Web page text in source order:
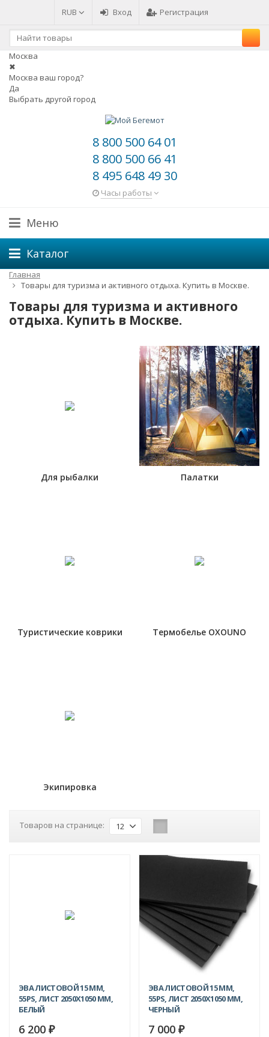
RUB Вход Регистрация
Москва
✖
Москва ваш город?
Да
Выбрать другой город
8 800 500 64 01
8 800 500 66 41
8 495 648 49 30
Часы работы
Меню
Каталог
Главная
Товары для туризма и активного отдыха. Купить в Москве.
Товары для туризма и активного
отдыха. Купить в Москве.
Для рыбалки Палатки
Туристические коврики Термобелье OXOUNO
Экипировка
Товаров на странице: 12
ЭВА ЛИСТОВОЙ 15 ММ,
55PS, ЛИСТ 2050Х1050 ММ,
БЕЛЫЙ
6 200 ₽
ЭВА ЛИСТОВОЙ 15 ММ,
55PS, ЛИСТ 2050Х1050 ММ,
ЧЕРНЫЙ
7 000 ₽